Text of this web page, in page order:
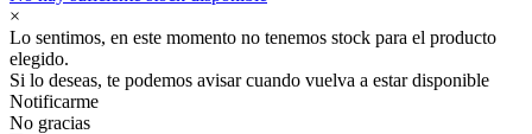
×
Lo sentimos, en este momento no tenemos stock para el producto
elegido.
Si lo deseas, te podemos avisar cuando vuelva a estar disponible
Notificarme
No gracias